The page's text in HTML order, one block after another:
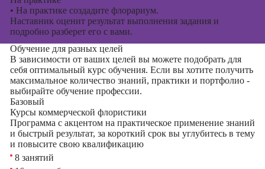
• На практике создадите флорариум.
Наставник оценит результат выполнения задания и
подробно разберет его с вами.
Обучение для разных целей
В зависимости от ваших целей вы можете подобрать для
себя оптимальный курс обучения. Если вы хотите получить
максимальное количество знаний, практики и портфолио -
выбирайте обучение профессии.
Базовый
Курсы коммерческой флористики
Программа с акцентом на практическое применение знаний
и быстрый результат, за короткий срок вы углубитесь в тему
и повысите свою квалификацию
8 занятий